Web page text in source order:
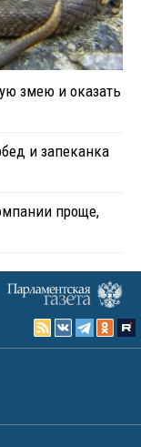
змею и оказать
и запеканка
проще,